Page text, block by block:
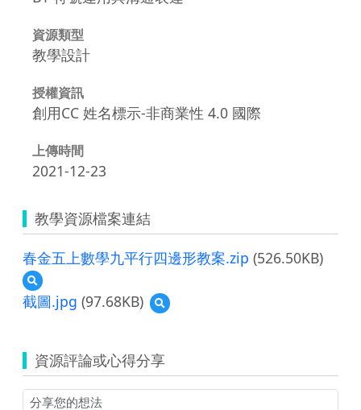
資源類型
教學設計
授權資訊
創用CC 姓名標示-非商業性 4.0 國際
上傳時間
2021-12-23
教學資源檔案連結
春金五上數學九平行四邊形教案.zip (526.50KB)
預
覽
春
上
數
學
九
截圖.jpg (97.68KB)
預
覽
資源評論或心得分享